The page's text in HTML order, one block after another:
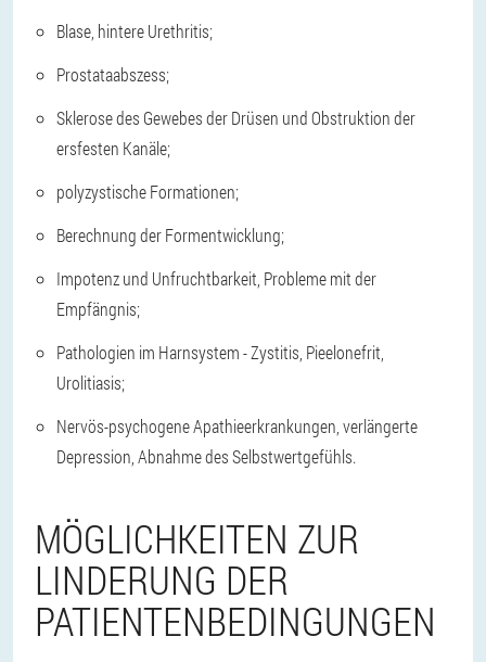
Blase, hintere Urethritis;
Prostataabszess;
Sklerose des Gewebes der Drüsen und Obstruktion der
ersfesten Kanäle;
polyzystische Formationen;
Berechnung der Formentwicklung;
Impotenz und Unfruchtbarkeit, Probleme mit der
Empfängnis;
Pathologien im Harnsystem - Zystitis, Pieelonefrit,
Urolitiasis;
Nervös-psychogene Apathieerkrankungen, verlängerte
Depression, Abnahme des Selbstwertgefühls.
MÖGLICHKEITEN ZUR
LINDERUNG DER
PATIENTENBEDINGUNGEN